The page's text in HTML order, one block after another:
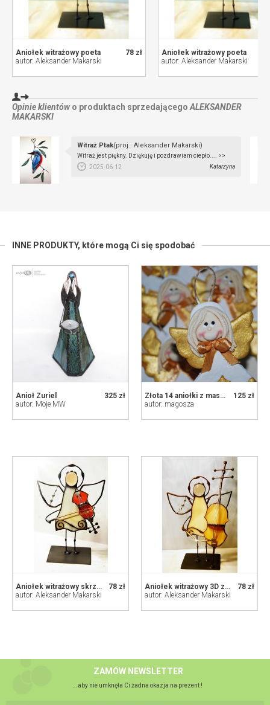
78 zł
Aniołek witrażowy poeta
autor: Aleksander Makarski
Aniołek witrażowy poeta
autor: Aleksander Makarski
Opinie klientów o produktach sprzedającego ALEKSANDER
MAKARSKI
Witraż Ptak(proj.: Aleksander Makarski)
Witraż jest piękny. Dziękuję i pozdrawiam ciepło.... >>
2025-06-12
Katarzyna
INNE PRODUKTY, które mogą Ci się spodobać
325 zł
Anioł Zuriel
autor: Moje MW
125 zł
Złota 14 aniołki z masy solnej, prezent dla gości
autor: magosza
78 zł
Aniołek witrażowy skrzypek
autor: Aleksander Makarski
78 zł
Aniołek witrażowy 3D z kontrabasem
autor: Aleksander Makarski
ZAMÓW NEWSLETTER
...aby nie umknęła Ci żadna okazja na prezent !